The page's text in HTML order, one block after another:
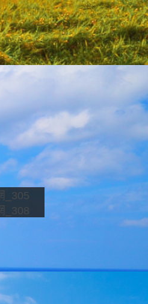
影像直播